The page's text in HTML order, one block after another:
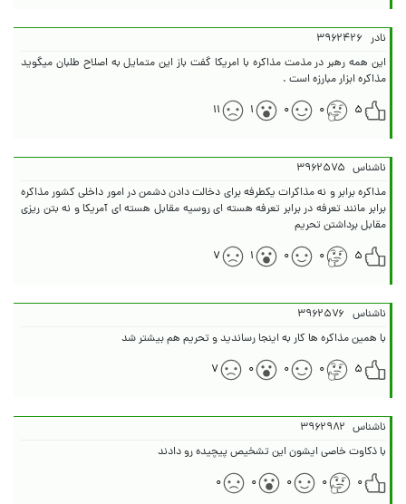
نادر ۳۹۶۲۴۲۶
این همه رهبر در مذمت مذاکره با امریکا گفت باز این متمایل به اصلاح طلبان میگوید
مذاکره ابزار مبارزه است .
۵
۰ ۰ ۱ ۱۱
ناشناس ۳۹۶۲۵۷۵
مذاکره برابر و نه مذاکرات یکطرفه برای دخالت دادن دشمن در امور داخلی کشور مذاکره
برابر مانند تعرفه در برابر تعرفه هسته ای روسیه مقابل هسته ای آمریکا و نه بتن ریزی
مقابل برداشتن تحریم
۵
۰ ۰ ۱ ۷
ناشناس ۳۹۶۲۵۷۶
با همین مذاکره ها کار به اینجا رساندید و تحریم هم بیشتر شد
۵
۰ ۰ ۰ ۷
ناشناس ۳۹۶۲۹۸۲
با ذکاوت خاصی ایشون این تشخیص پیچیده رو دادند
۰
۰ ۰ ۰ ۰